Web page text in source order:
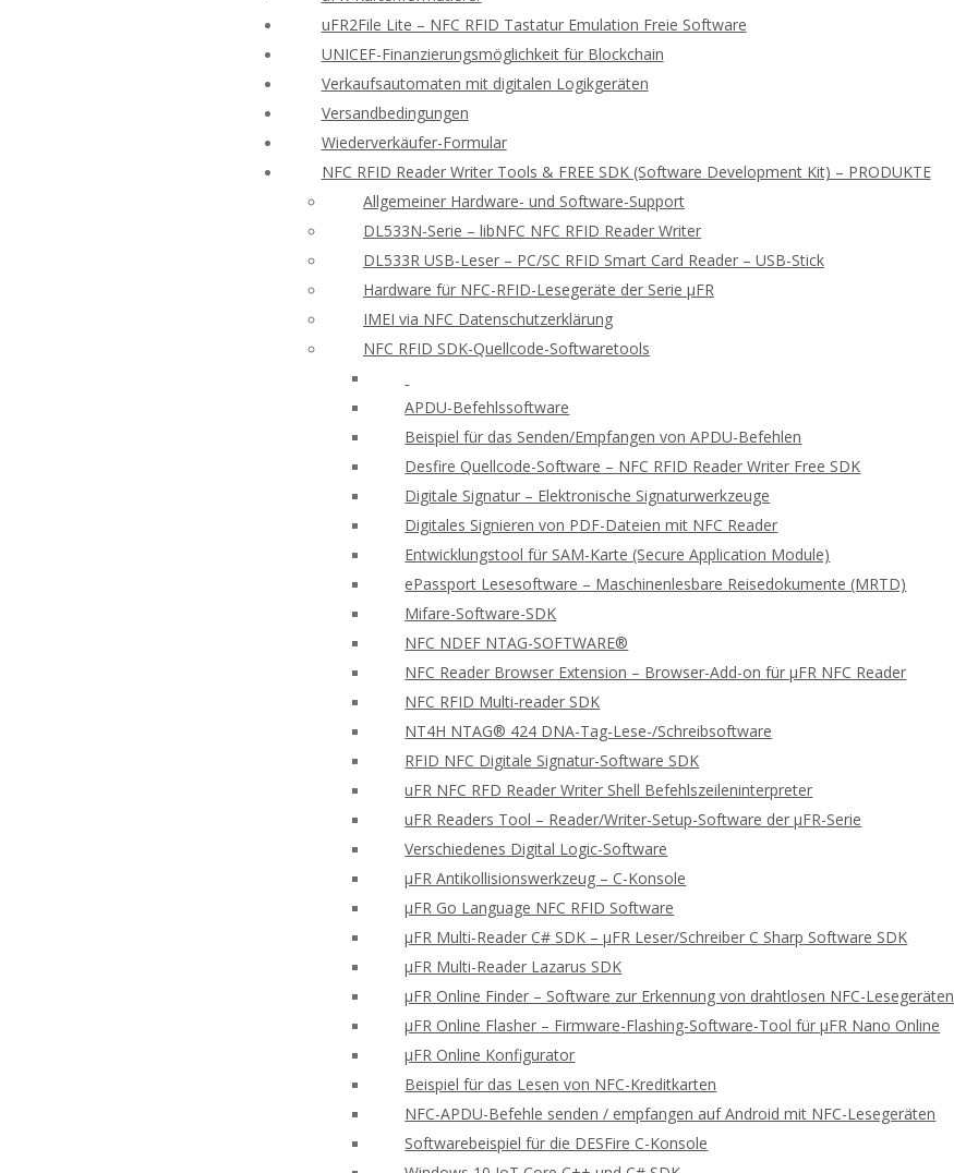
uFR2File Lite – NFC RFID Tastatur Emulation Freie Software
UNICEF-Finanzierungsmöglichkeit für Blockchain
Verkaufsautomaten mit digitalen Logikgeräten
Versandbedingungen
Wiederverkäufer-Formular
NFC RFID Reader Writer Tools & FREE SDK (Software Development Kit) – PRODUKTE
Allgemeiner Hardware- und Software-Support
DL533N-Serie – libNFC NFC RFID Reader Writer
DL533R USB-Leser – PC/SC RFID Smart Card Reader – USB-Stick
Hardware für NFC-RFID-Lesegeräte der Serie μFR
IMEI via NFC Datenschutzerklärung
NFC RFID SDK-Quellcode-Softwaretools
APDU-Befehlssoftware
Beispiel für das Senden/Empfangen von APDU-Befehlen
Desfire Quellcode-Software – NFC RFID Reader Writer Free SDK
Digitale Signatur – Elektronische Signaturwerkzeuge
Digitales Signieren von PDF-Dateien mit NFC Reader
Entwicklungstool für SAM-Karte (Secure Application Module)
ePassport Lesesoftware – Maschinenlesbare Reisedokumente (MRTD)
Mifare-Software-SDK
NFC NDEF NTAG-SOFTWARE®
NFC Reader Browser Extension – Browser-Add-on für μFR NFC Reader
NFC RFID Multi-reader SDK
NT4H NTAG® 424 DNA-Tag-Lese-/Schreibsoftware
RFID NFC Digitale Signatur-Software SDK
uFR NFC RFD Reader Writer Shell Befehlszeileninterpreter
uFR Readers Tool – Reader/Writer-Setup-Software der μFR-Serie
Verschiedenes Digital Logic-Software
μFR Antikollisionswerkzeug – C-Konsole
μFR Go Language NFC RFID Software
μFR Multi-Reader C# SDK – μFR Leser/Schreiber C Sharp Software SDK
μFR Multi-Reader Lazarus SDK
μFR Online Finder – Software zur Erkennung von drahtlosen NFC-Lesegeräten
μFR Online Flasher – Firmware-Flashing-Software-Tool für μFR Nano Online
μFR Online Konfigurator
Beispiel für das Lesen von NFC-Kreditkarten
NFC-APDU-Befehle senden / empfangen auf Android mit NFC-Lesegeräten
Softwarebeispiel für die DESFire C-Konsole